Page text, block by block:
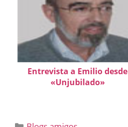
Entrevista a Emilio desde
«Unjubilado»
Categorías